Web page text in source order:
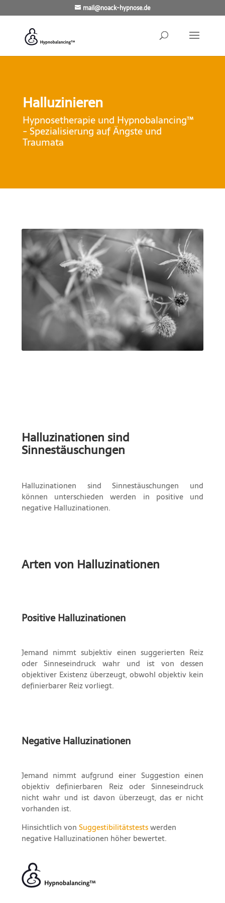
mail@noack-hypnose.de
Halluzinieren
Hypnosetherapie und Hypnobalancing™
- Spezialisierung auf Ängste und
Traumata
Halluzinationen sind
Sinnestäuschungen
Halluzinationen sind Sinnestäuschungen und
können unterschieden werden in positive und
negative Halluzinationen.
Arten von Halluzinationen
Positive Halluzinationen
Jemand nimmt subjektiv einen suggerierten Reiz
oder Sinneseindruck wahr und ist von dessen
objektiver Existenz überzeugt, obwohl objektiv kein
definierbarer Reiz vorliegt.
Negative Halluzinationen
Jemand nimmt aufgrund einer Suggestion einen
objektiv definierbaren Reiz oder Sinneseindruck
nicht wahr und ist davon überzeugt, das er nicht
vorhanden ist.
Hinsichtlich von Suggestibilitätstestswerden
negative Halluzinationen höher bewertet.